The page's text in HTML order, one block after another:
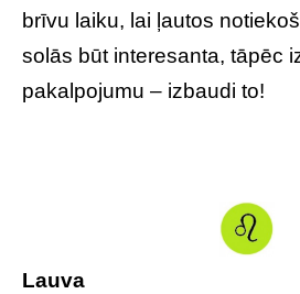
brīvu laiku, lai ļautos
solās būt interesanta, tāpēc
pakalpojumu – izbaudi to!
Lauva